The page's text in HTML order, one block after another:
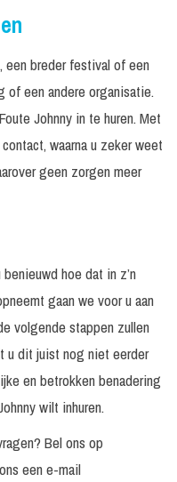
een breder festival of een
of een andere organisatie.
Johnny in te huren. Met
waarna u zeker weet
geen zorgen meer
hoe dat in z’n
gaan we voor u aan
volgende stappen zullen
u dit juist nog niet eerder
en betrokken benadering
wilt inhuren.
Bel ons op
een e-mail